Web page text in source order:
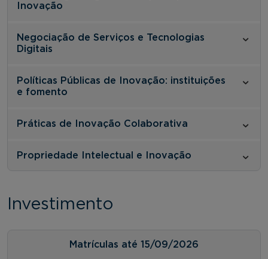
Inovação
Negociação de Serviços e Tecnologias
Digitais
Políticas Públicas de Inovação: instituições
e fomento
Práticas de Inovação Colaborativa
Propriedade Intelectual e Inovação
Investimento
Matrículas até 15/09/2026